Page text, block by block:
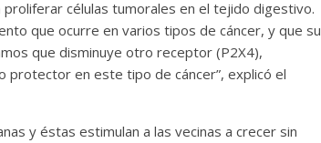
células tumorales en el tejido digestivo.
que ocurre en varios tipos de cáncer, y que su
que disminuye otro receptor (P2X4),
protector en este tipo de cáncer”, explicó el
y éstas estimulan a las vecinas a crecer sin